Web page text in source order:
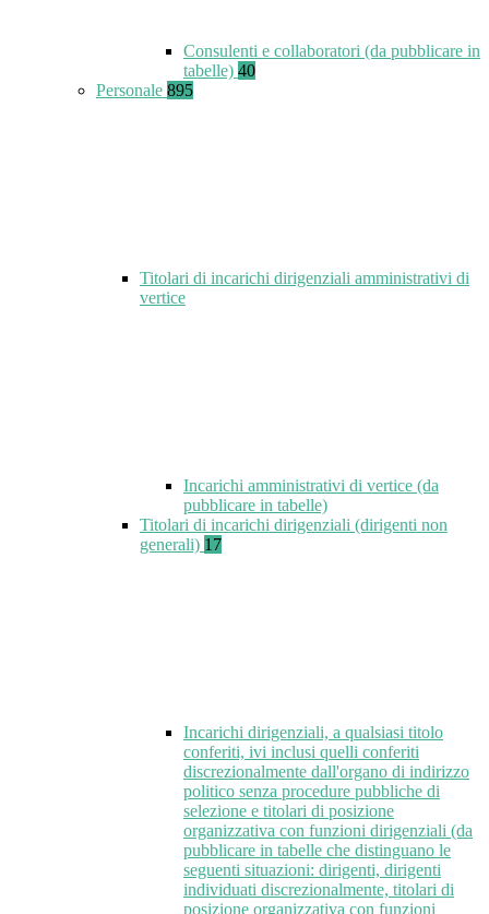
Consulenti e collaboratori (da pubblicare in
tabelle) 40
Personale 895
Titolari di incarichi dirigenziali amministrativi di
vertice
Incarichi amministrativi di vertice (da
pubblicare in tabelle)
Titolari di incarichi dirigenziali (dirigenti non
generali) 17
Incarichi dirigenziali, a qualsiasi titolo
conferiti, ivi inclusi quelli conferiti
discrezionalmente dall'organo di indirizzo
politico senza procedure pubbliche di
selezione e titolari di posizione
organizzativa con funzioni dirigenziali (da
pubblicare in tabelle che distinguano le
seguenti situazioni: dirigenti, dirigenti
individuati discrezionalmente, titolari di
posizione organizzativa con funzioni